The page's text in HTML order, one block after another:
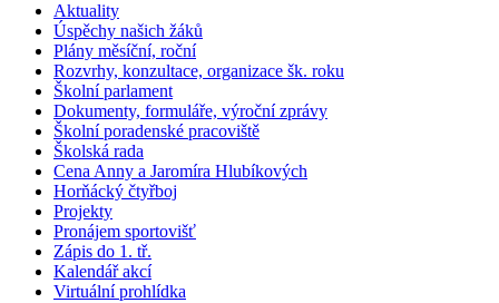
Aktuality
Úspěchy našich žáků
Plány měsíční, roční
Rozvrhy, konzultace, organizace šk. roku
Školní parlament
Dokumenty, formuláře, výroční zprávy
Školní poradenské pracoviště
Školská rada
Cena Anny a Jaromíra Hlubíkových
Horňácký čtyřboj
Projekty
Pronájem sportovišť
Zápis do 1. tř.
Kalendář akcí
Virtuální prohlídka